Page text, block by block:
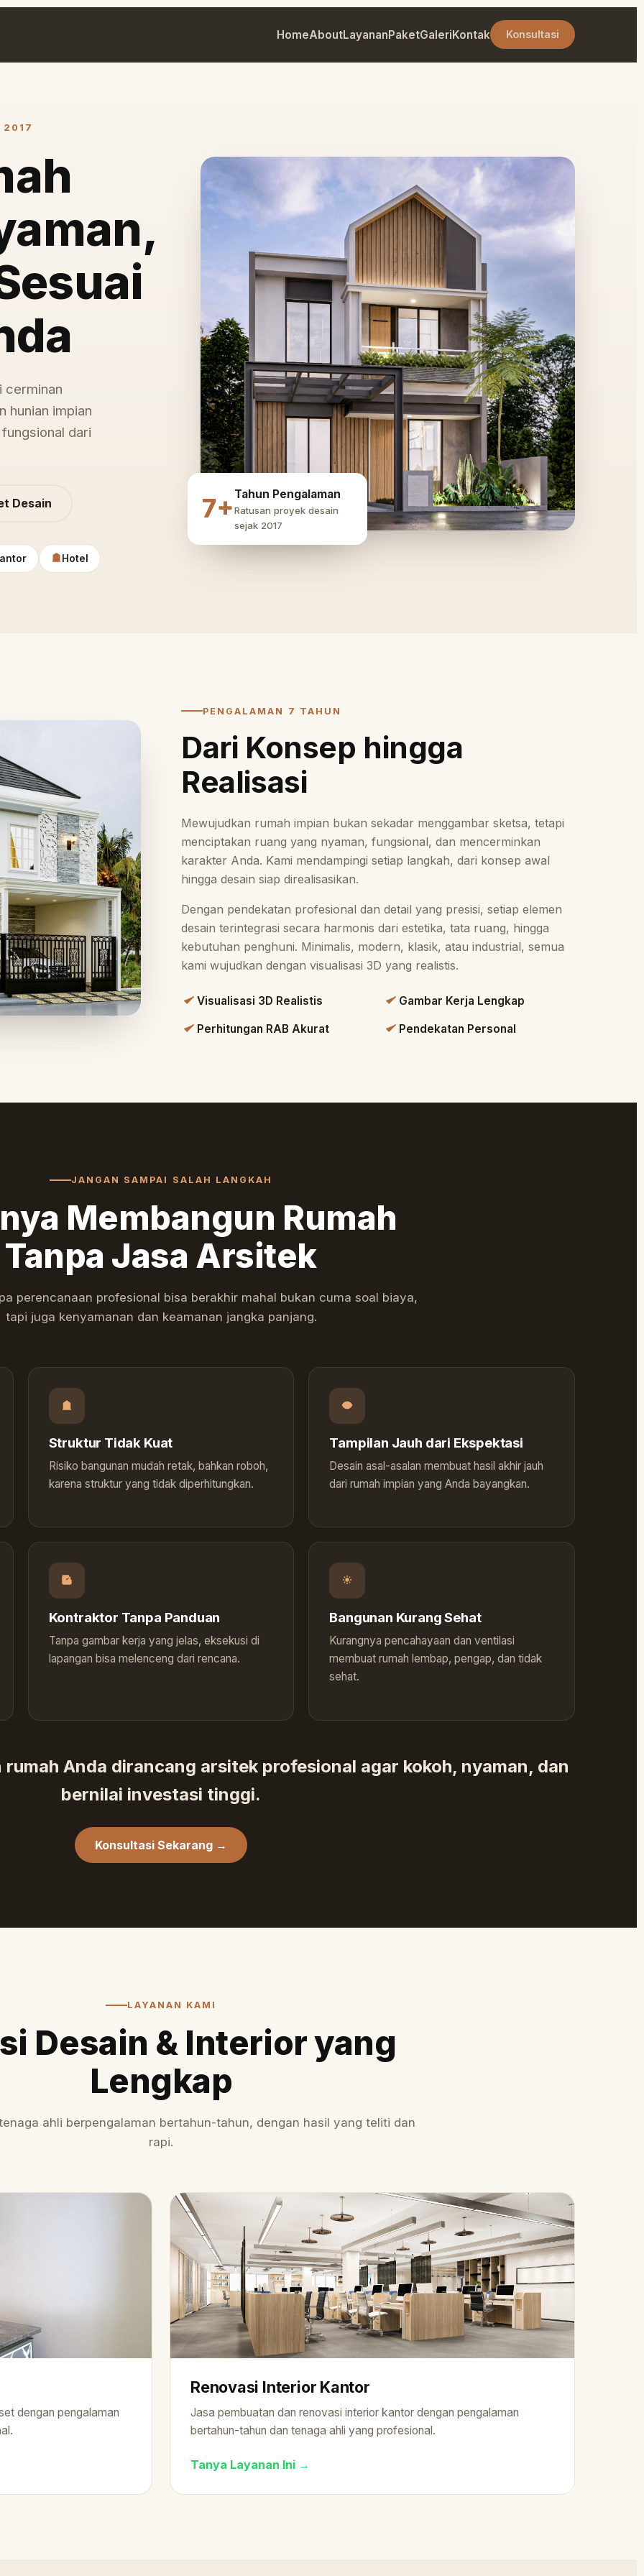
HomeAboutLayananPaketGaleriKontak Konsultasi
2017
cerminan
hunian impian
dari
Desain
Hotel
7+Tahun Pengalaman
Ratusan proyek desain
sejak 2017
PENGALAMAN 7 TAHUN
Dari Konsep hingga
Realisasi
Mewujudkan rumah impian bukan sekadar menggambar sketsa, tetapi
menciptakan ruang yang nyaman, fungsional, dan mencerminkan
karakter Anda. Kami mendampingi setiap langkah, dari konsep awal
hingga desain siap direalisasikan.
Dengan pendekatan profesional dan detail yang presisi, setiap elemen
desain terintegrasi secara harmonis dari estetika, tata ruang, hingga
kebutuhan penghuni. Minimalis, modern, klasik, atau industrial, semua
kami wujudkan dengan visualisasi 3D yang realistis.
Visualisasi 3D Realistis Gambar Kerja Lengkap
Perhitungan RAB Akurat Pendekatan Personal
JANGAN SAMPAI SALAH LANGKAH
Membangun Rumah
Tanpa Jasa Arsitek
perencanaan profesional bisa berakhir mahal bukan cuma soal biaya,
tapi juga kenyamanan dan keamanan jangka panjang.
Struktur Tidak Kuat
Risiko bangunan mudah retak, bahkan roboh,
karena struktur yang tidak diperhitungkan.
Tampilan Jauh dari Ekspektasi
Desain asal-asalan membuat hasil akhir jauh
dari rumah impian yang Anda bayangkan.
Kontraktor Tanpa Panduan
Tanpa gambar kerja yang jelas, eksekusi di
lapangan bisa melenceng dari rencana.
Bangunan Kurang Sehat
Kurangnya pencahayaan dan ventilasi
membuat rumah lembap, pengap, dan tidak
sehat.
Anda dirancang arsitek profesional agar kokoh, nyaman, dan
bernilai investasi tinggi.
Konsultasi Sekarang →
LAYANAN KAMI
Desain & Interior yang
Lengkap
ahli berpengalaman bertahun-tahun, dengan hasil yang teliti dan
rapi.
dengan pengalaman
Renovasi Interior Kantor
Jasa pembuatan dan renovasi interior kantor dengan pengalaman
bertahun-tahun dan tenaga ahli yang profesional.
Tanya Layanan Ini →